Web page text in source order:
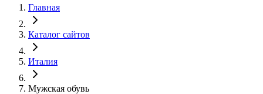
Главная
Каталог сайтов
Италия
Мужская обувь